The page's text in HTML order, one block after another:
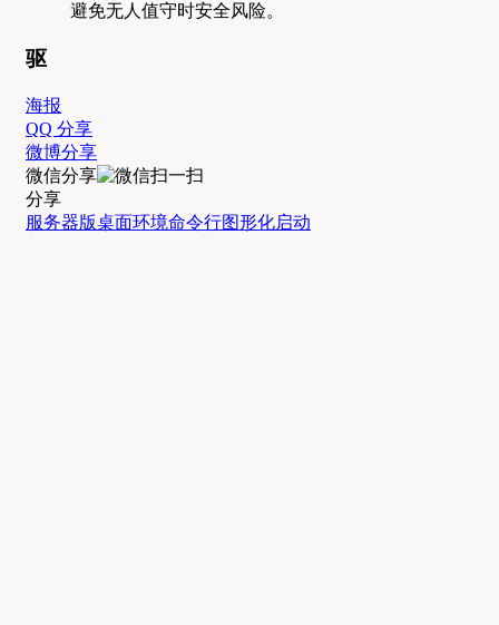
避免无人值守时安全风险。
驱
海报
QQ 分享
微博分享
微信分享
分享
服务器版桌面环境命令行图形化启动